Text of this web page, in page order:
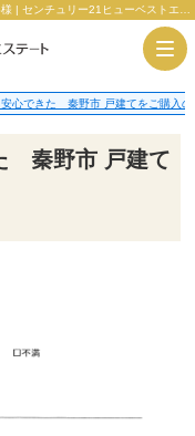
心できた 秦野市 戸建てをご購入の
秦野市 戸建て